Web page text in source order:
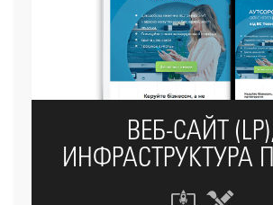
ВЕБ-САЙТ
ИНФРАСТРУКТУРА